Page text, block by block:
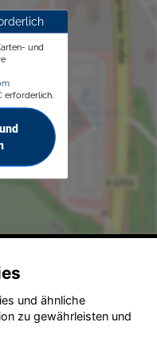
und
erforderlich.
2020 - 2026
und ähnliche
zu gewährleisten und